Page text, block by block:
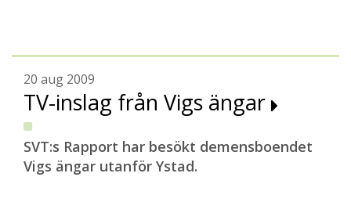
20 aug 2009
TV-inslag från Vigs ängar
SVT:s Rapport har besökt demensboendet
Vigs ängar utanför Ystad.